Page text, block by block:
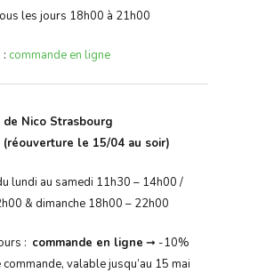
les jours 18h00 à 21h00
: commande en ligne
de Nico Strasbourg
(réouverture le 15/04 au soir)
lundi au samedi 11h30 – 14h00 /
& dimanche 18h00 – 22h00
: commande en ligne ➞ -10%
valable jusqu’au 15 mai